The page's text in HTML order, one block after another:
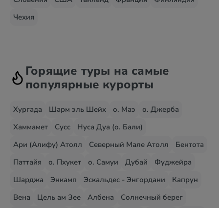
Чехия
Горящие туры на самые
популярные курорты
Хургада Шарм эль Шейх о. Маэ
о. Джерба
Хаммамет
Сусс
Нуса Дуа (о. Бали)
Ари (Алифу) Атолл
Северный Мале Атолл
Бентота
Паттайя
о. Пхукет о. Самуи Дубай
Фуджейра
Шарджа
Энкамп Эскальдес - Энгордани
Капрун
Вена
Цель ам Зее Албена
Солнечный берег